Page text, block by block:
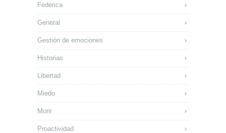
Federica
General
Gestión de emociones
Historias
Libertad
Miedo
Morir
Proactividad